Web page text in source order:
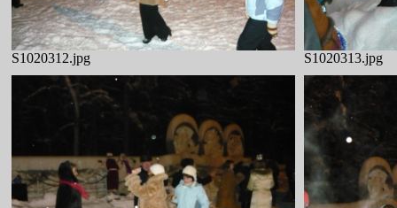
S1020312.jpg S1020313.jpg